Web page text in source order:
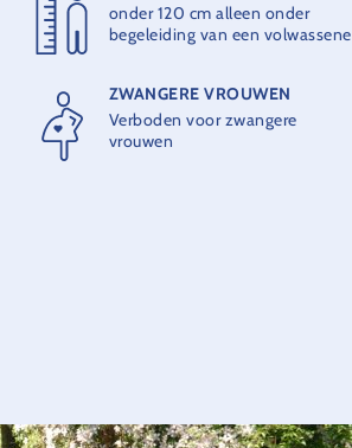
onder 120 cm alleen onder
begeleiding van een volwassene
ZWANGERE VROUWEN
Verboden voor zwangere
vrouwen
7 m
MAXIMUMCAPACITEIT
24 plaatsen